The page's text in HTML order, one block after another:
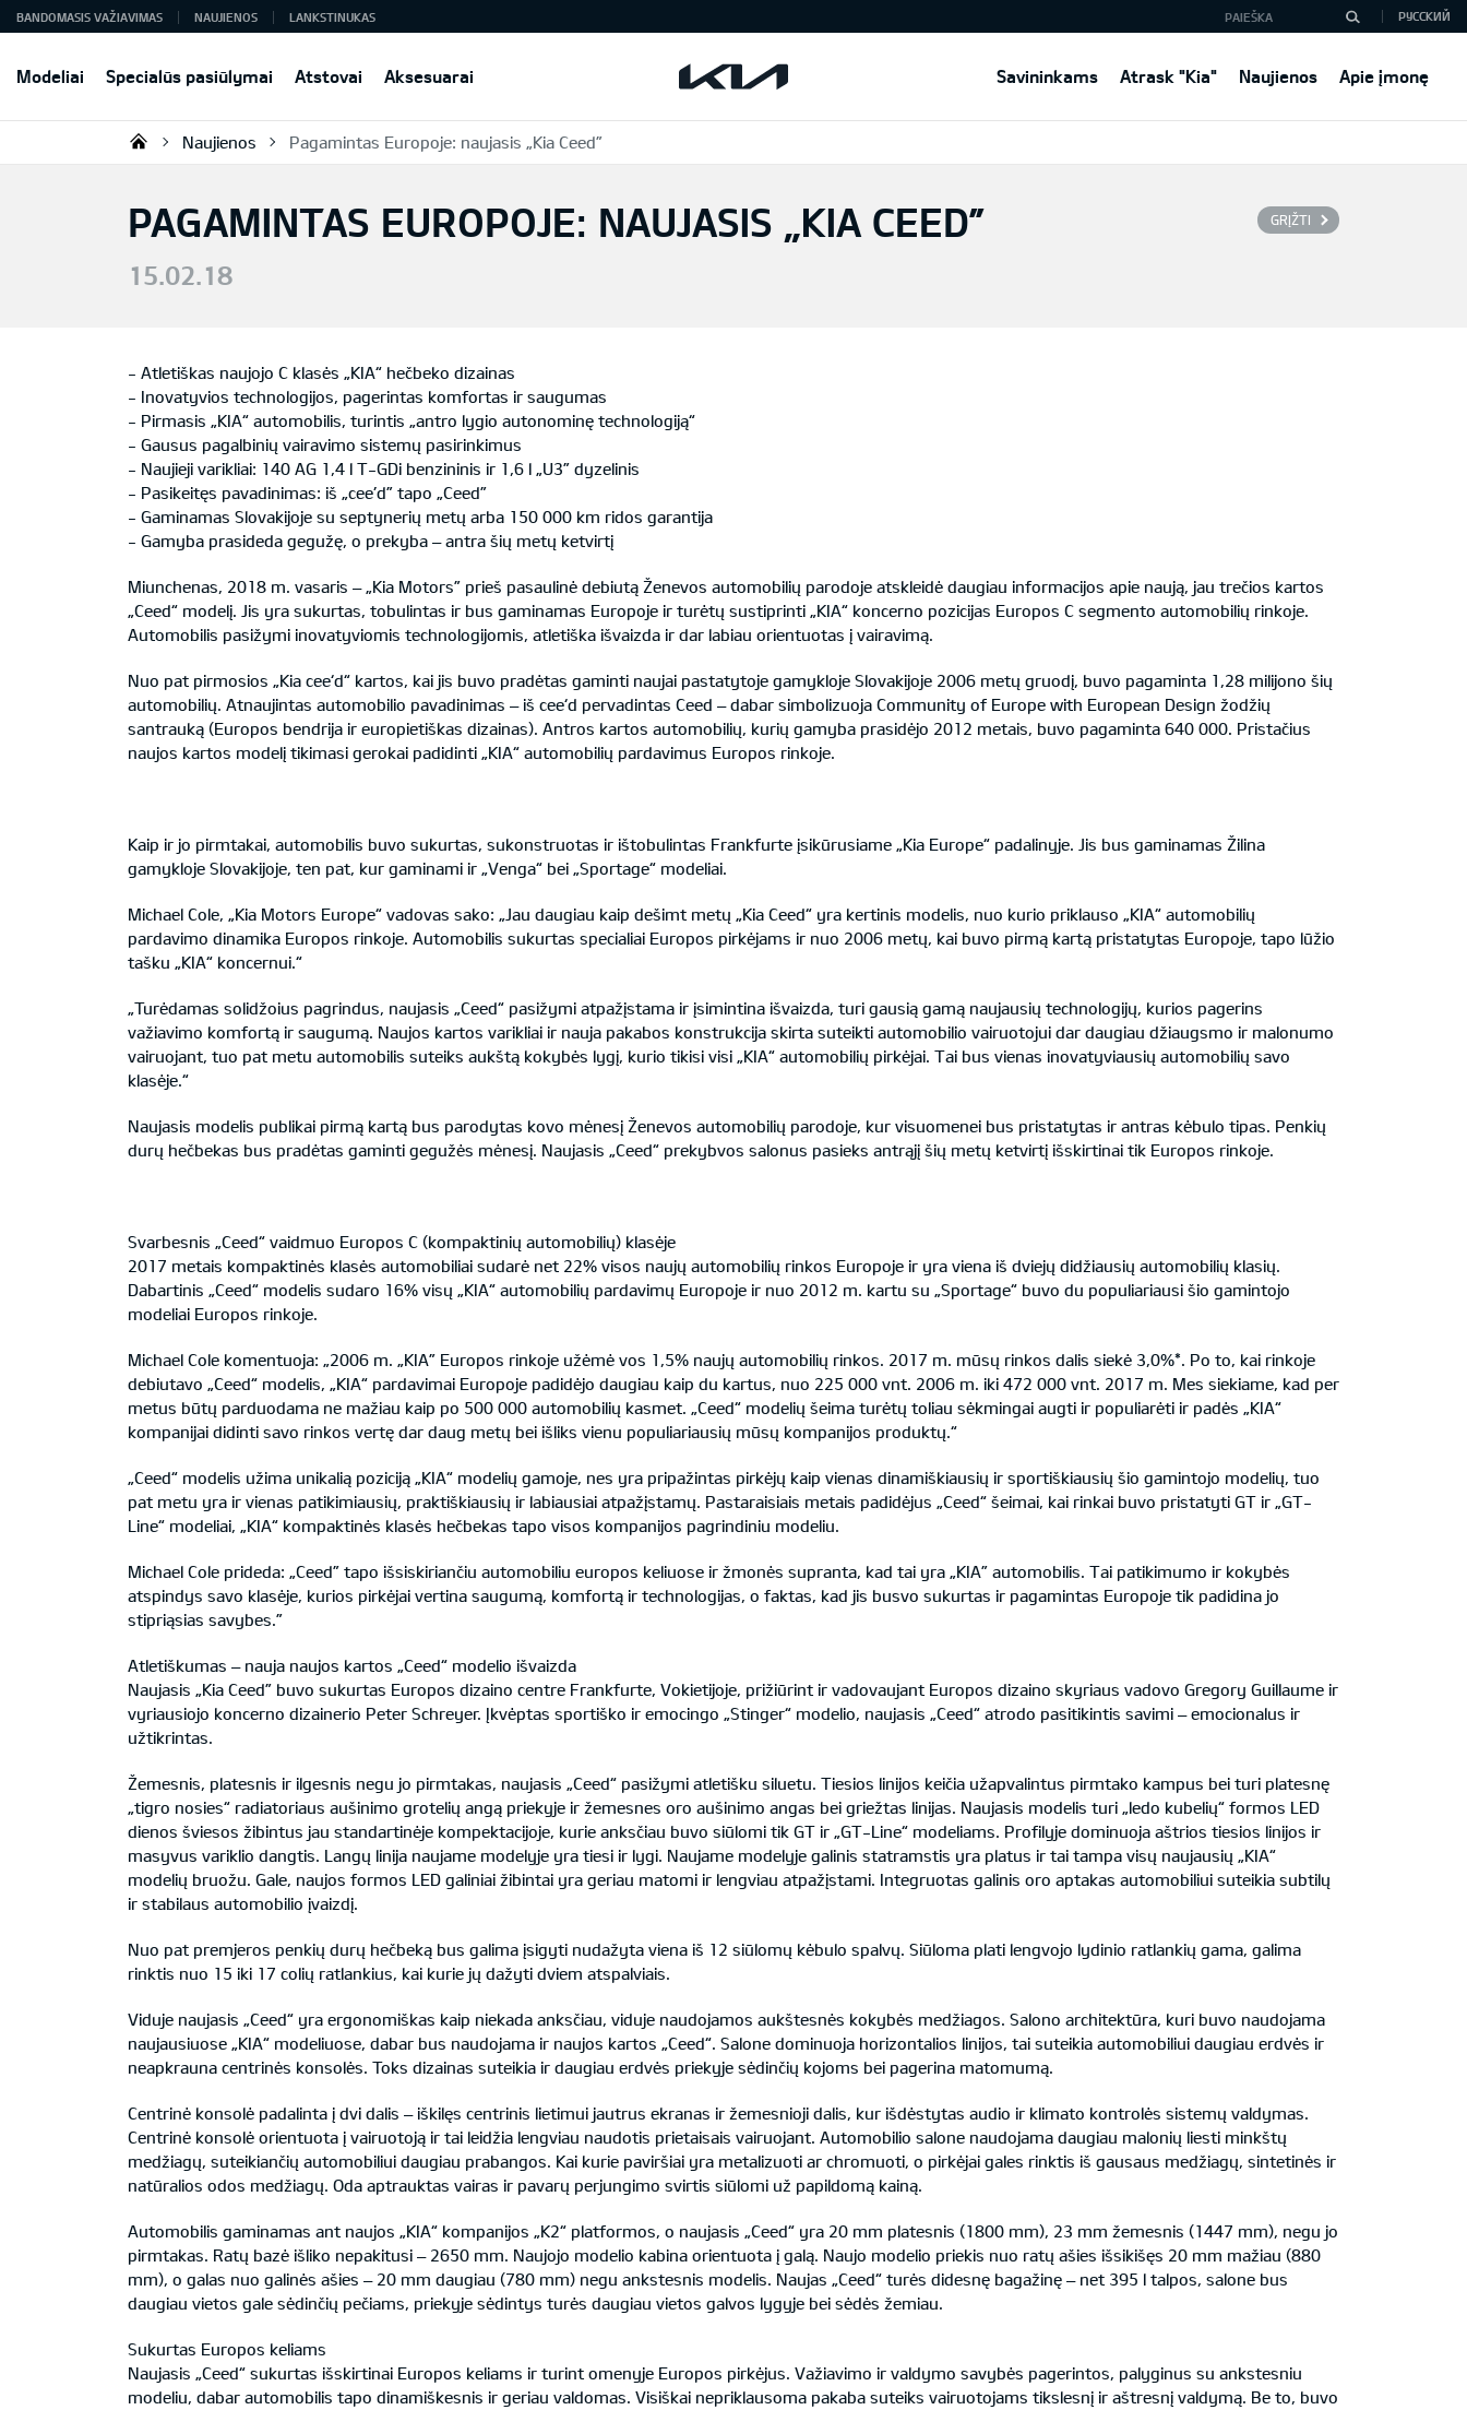
Modeliai Specialūs pasiūlymai Atstovai Aksesuarai Savininkams Atrask "Kia" Naujienos Apie įmonę
BANDOMASIS VAŽIAVIMAS NAUJIENOS LANKSTINUKAS РУССКИЙ
KIA AUTO AS
Naujienos Pagamintas Europoje: naujasis „Kia Ceed”
GRĮŽTI
PAGAMINTAS EUROPOJE: NAUJASIS „KIA CEED”
15.02.18
- Atletiškas naujojo C klasės „KIA“ hečbeko dizainas
- Inovatyvios technologijos, pagerintas komfortas ir saugumas
- Pirmasis „KIA“ automobilis, turintis „antro lygio autonominę technologiją“
- Gausus pagalbinių vairavimo sistemų pasirinkimus
- Naujieji varikliai: 140 AG 1,4 l T-GDi benzininis ir 1,6 l „U3” dyzelinis
- Pasikeitęs pavadinimas: iš „cee’d” tapo „Ceed”
- Gaminamas Slovakijoje su septynerių metų arba 150 000 km ridos garantija
- Gamyba prasideda gegužę, o prekyba – antra šių metų ketvirtį
Miunchenas, 2018 m. vasaris – „Kia Motors” prieš pasaulinė debiutą Ženevos automobilių parodoje atskleidė daugiau informacijos apie naują, jau trečios kartos
„Ceed“ modelį. Jis yra sukurtas, tobulintas ir bus gaminamas Europoje ir turėtų sustiprinti „KIA“ koncerno pozicijas Europos C segmento automobilių rinkoje.
Automobilis pasižymi inovatyviomis technologijomis, atletiška išvaizda ir dar labiau orientuotas į vairavimą.
Nuo pat pirmosios „Kia cee‘d“ kartos, kai jis buvo pradėtas gaminti naujai pastatytoje gamykloje Slovakijoje 2006 metų gruodį, buvo pagaminta 1,28 milijono šių
automobilių. Atnaujintas automobilio pavadinimas – iš cee‘d pervadintas Ceed – dabar simbolizuoja Community of Europe with European Design žodžių
santrauką (Europos bendrija ir europietiškas dizainas). Antros kartos automobilių, kurių gamyba prasidėjo 2012 metais, buvo pagaminta 640 000. Pristačius
naujos kartos modelį tikimasi gerokai padidinti „KIA“ automobilių pardavimus Europos rinkoje.
Kaip ir jo pirmtakai, automobilis buvo sukurtas, sukonstruotas ir ištobulintas Frankfurte įsikūrusiame „Kia Europe“ padalinyje. Jis bus gaminamas Žilina
gamykloje Slovakijoje, ten pat, kur gaminami ir „Venga“ bei „Sportage“ modeliai.
Michael Cole, „Kia Motors Europe“ vadovas sako: „Jau daugiau kaip dešimt metų „Kia Ceed“ yra kertinis modelis, nuo kurio priklauso „KIA“ automobilių
pardavimo dinamika Europos rinkoje. Automobilis sukurtas specialiai Europos pirkėjams ir nuo 2006 metų, kai buvo pirmą kartą pristatytas Europoje, tapo lūžio
tašku „KIA“ koncernui.“
„Turėdamas solidžoius pagrindus, naujasis „Ceed“ pasižymi atpažįstama ir įsimintina išvaizda, turi gausią gamą naujausių technologijų, kurios pagerins
važiavimo komfortą ir saugumą. Naujos kartos varikliai ir nauja pakabos konstrukcija skirta suteikti automobilio vairuotojui dar daugiau džiaugsmo ir malonumo
vairuojant, tuo pat metu automobilis suteiks aukštą kokybės lygį, kurio tikisi visi „KIA“ automobilių pirkėjai. Tai bus vienas inovatyviausių automobilių savo
klasėje.“
Naujasis modelis publikai pirmą kartą bus parodytas kovo mėnesį Ženevos automobilių parodoje, kur visuomenei bus pristatytas ir antras kėbulo tipas. Penkių
durų hečbekas bus pradėtas gaminti gegužės mėnesį. Naujasis „Ceed“ prekybvos salonus pasieks antrąjį šių metų ketvirtį išskirtinai tik Europos rinkoje.
Svarbesnis „Ceed“ vaidmuo Europos C (kompaktinių automobilių) klasėje
2017 metais kompaktinės klasės automobiliai sudarė net 22% visos naujų automobilių rinkos Europoje ir yra viena iš dviejų didžiausių automobilių klasių.
Dabartinis „Ceed“ modelis sudaro 16% visų „KIA“ automobilių pardavimų Europoje ir nuo 2012 m. kartu su „Sportage“ buvo du populiariausi šio gamintojo
modeliai Europos rinkoje.
Michael Cole komentuoja: „2006 m. „KIA” Europos rinkoje užėmė vos 1,5% naujų automobilių rinkos. 2017 m. mūsų rinkos dalis siekė 3,0%*. Po to, kai rinkoje
debiutavo „Ceed“ modelis, „KIA“ pardavimai Europoje padidėjo daugiau kaip du kartus, nuo 225 000 vnt. 2006 m. iki 472 000 vnt. 2017 m. Mes siekiame, kad per
metus būtų parduodama ne mažiau kaip po 500 000 automobilių kasmet. „Ceed“ modelių šeima turėtų toliau sėkmingai augti ir populiarėti ir padės „KIA“
kompanijai didinti savo rinkos vertę dar daug metų bei išliks vienu populiariausių mūsų kompanijos produktų.“
„Ceed“ modelis užima unikalią poziciją „KIA“ modelių gamoje, nes yra pripažintas pirkėjų kaip vienas dinamiškiausių ir sportiškiausių šio gamintojo modelių, tuo
pat metu yra ir vienas patikimiausių, praktiškiausių ir labiausiai atpažįstamų. Pastaraisiais metais padidėjus „Ceed“ šeimai, kai rinkai buvo pristatyti GT ir „GT-
Line“ modeliai, „KIA“ kompaktinės klasės hečbekas tapo visos kompanijos pagrindiniu modeliu.
Michael Cole prideda: „Ceed” tapo išsiskiriančiu automobiliu europos keliuose ir žmonės supranta, kad tai yra „KIA” automobilis. Tai patikimumo ir kokybės
atspindys savo klasėje, kurios pirkėjai vertina saugumą, komfortą ir technologijas, o faktas, kad jis busvo sukurtas ir pagamintas Europoje tik padidina jo
stipriąsias savybes.”
Atletiškumas – nauja naujos kartos „Ceed“ modelio išvaizda
Naujasis „Kia Ceed” buvo sukurtas Europos dizaino centre Frankfurte, Vokietijoje, prižiūrint ir vadovaujant Europos dizaino skyriaus vadovo Gregory Guillaume ir
vyriausiojo koncerno dizainerio Peter Schreyer. Įkvėptas sportiško ir emocingo „Stinger“ modelio, naujasis „Ceed“ atrodo pasitikintis savimi – emocionalus ir
užtikrintas.
Žemesnis, platesnis ir ilgesnis negu jo pirmtakas, naujasis „Ceed“ pasižymi atletišku siluetu. Tiesios linijos keičia užapvalintus pirmtako kampus bei turi platesnę
„tigro nosies“ radiatoriaus aušinimo grotelių angą priekyje ir žemesnes oro aušinimo angas bei griežtas linijas. Naujasis modelis turi „ledo kubelių“ formos LED
dienos šviesos žibintus jau standartinėje kompektacijoje, kurie anksčiau buvo siūlomi tik GT ir „GT-Line“ modeliams. Profilyje dominuoja aštrios tiesios linijos ir
masyvus variklio dangtis. Langų linija naujame modelyje yra tiesi ir lygi. Naujame modelyje galinis statramstis yra platus ir tai tampa visų naujausių „KIA“
modelių bruožu. Gale, naujos formos LED galiniai žibintai yra geriau matomi ir lengviau atpažįstami. Integruotas galinis oro aptakas automobiliui suteikia subtilų
ir stabilaus automobilio įvaizdį.
Nuo pat premjeros penkių durų hečbeką bus galima įsigyti nudažyta viena iš 12 siūlomų kėbulo spalvų. Siūloma plati lengvojo lydinio ratlankių gama, galima
rinktis nuo 15 iki 17 colių ratlankius, kai kurie jų dažyti dviem atspalviais.
Viduje naujasis „Ceed“ yra ergonomiškas kaip niekada anksčiau, viduje naudojamos aukštesnės kokybės medžiagos. Salono architektūra, kuri buvo naudojama
naujausiuose „KIA“ modeliuose, dabar bus naudojama ir naujos kartos „Ceed“. Salone dominuoja horizontalios linijos, tai suteikia automobiliui daugiau erdvės ir
neapkrauna centrinės konsolės. Toks dizainas suteikia ir daugiau erdvės priekyje sėdinčių kojoms bei pagerina matomumą.
Centrinė konsolė padalinta į dvi dalis – iškilęs centrinis lietimui jautrus ekranas ir žemesnioji dalis, kur išdėstytas audio ir klimato kontrolės sistemų valdymas.
Centrinė konsolė orientuota į vairuotoją ir tai leidžia lengviau naudotis prietaisais vairuojant. Automobilio salone naudojama daugiau malonių liesti minkštų
medžiagų, suteikiančių automobiliui daugiau prabangos. Kai kurie paviršiai yra metalizuoti ar chromuoti, o pirkėjai gales rinktis iš gausaus medžiagų, sintetinės ir
natūralios odos medžiagų. Oda aptrauktas vairas ir pavarų perjungimo svirtis siūlomi už papildomą kainą.
Automobilis gaminamas ant naujos „KIA“ kompanijos „K2“ platformos, o naujasis „Ceed“ yra 20 mm platesnis (1800 mm), 23 mm žemesnis (1447 mm), negu jo
pirmtakas. Ratų bazė išliko nepakitusi – 2650 mm. Naujojo modelio kabina orientuota į galą. Naujo modelio priekis nuo ratų ašies išsikišęs 20 mm mažiau (880
mm), o galas nuo galinės ašies – 20 mm daugiau (780 mm) negu ankstesnis modelis. Naujas „Ceed“ turės didesnę bagažinę – net 395 l talpos, salone bus
daugiau vietos gale sėdinčių pečiams, priekyje sėdintys turės daugiau vietos galvos lygyje bei sėdės žemiau.
Sukurtas Europos keliams
Naujasis „Ceed“ sukurtas išskirtinai Europos keliams ir turint omenyje Europos pirkėjus. Važiavimo ir valdymo savybės pagerintos, palyginus su ankstesniu
modeliu, dabar automobilis tapo dinamiškesnis ir geriau valdomas. Visiškai nepriklausoma pakaba suteiks vairuotojams tikslesnį ir aštresnį valdymą. Be to, buvo